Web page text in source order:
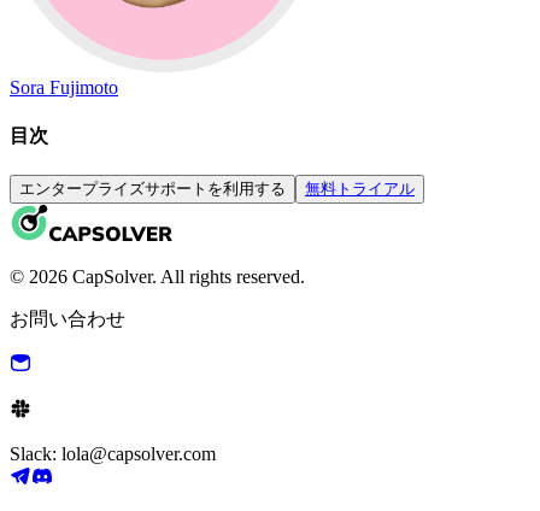
Sora Fujimoto
目次
エンタープライズサポートを利用する 無料トライアル
© 2026 CapSolver. All rights reserved.
お問い合わせ
Slack: lola@capsolver.com